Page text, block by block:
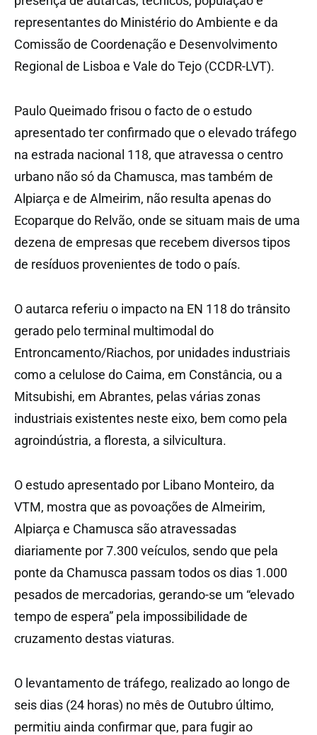
representantes do Ministério do Ambiente e da
Comissão de Coordenação e Desenvolvimento
Regional de Lisboa e Vale do Tejo (CCDR-LVT).
Paulo Queimado frisou o facto de o estudo
apresentado ter confirmado que o elevado tráfego
na estrada nacional 118, que atravessa o centro
urbano não só da Chamusca, mas também de
Alpiarça e de Almeirim, não resulta apenas do
Ecoparque do Relvão, onde se situam mais de uma
dezena de empresas que recebem diversos tipos
de resíduos provenientes de todo o país.
O autarca referiu o impacto na EN 118 do trânsito
gerado pelo terminal multimodal do
Entroncamento/Riachos, por unidades industriais
como a celulose do Caima, em Constância, ou a
Mitsubishi, em Abrantes, pelas várias zonas
industriais existentes neste eixo, bem como pela
agroindústria, a floresta, a silvicultura.
O estudo apresentado por Libano Monteiro, da
VTM, mostra que as povoações de Almeirim,
Alpiarça e Chamusca são atravessadas
diariamente por 7.300 veículos, sendo que pela
ponte da Chamusca passam todos os dias 1.000
pesados de mercadorias, gerando-se um “elevado
tempo de espera” pela impossibilidade de
cruzamento destas viaturas.
O levantamento de tráfego, realizado ao longo de
seis dias (24 horas) no mês de Outubro último,
permitiu ainda confirmar que, para fugir ao